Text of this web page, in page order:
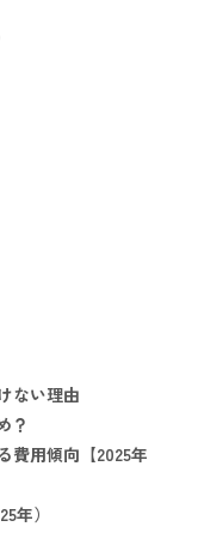
ない理由
？
費用傾向【2025年
年）